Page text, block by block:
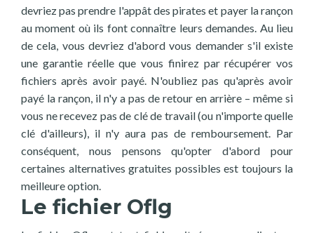
devriez pas prendre l'appât des pirates et payer la rançon
au moment où ils font connaître leurs demandes. Au lieu
de cela, vous devriez d'abord vous demander s'il existe
une garantie réelle que vous finirez par récupérer vos
fichiers après avoir payé. N'oubliez pas qu'après avoir
payé la rançon, il n'y a pas de retour en arrière – même si
vous ne recevez pas de clé de travail (ou n'importe quelle
clé d'ailleurs), il n'y aura pas de remboursement. Par
conséquent, nous pensons qu'opter d'abord pour
certaines alternatives gratuites possibles est toujours la
meilleure option.
Le fichier Oflg